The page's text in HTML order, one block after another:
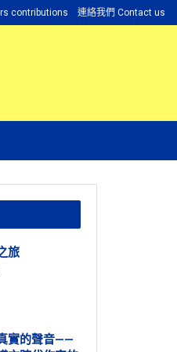
contributions 連絡我們 Contact us
旅
實的聲音——